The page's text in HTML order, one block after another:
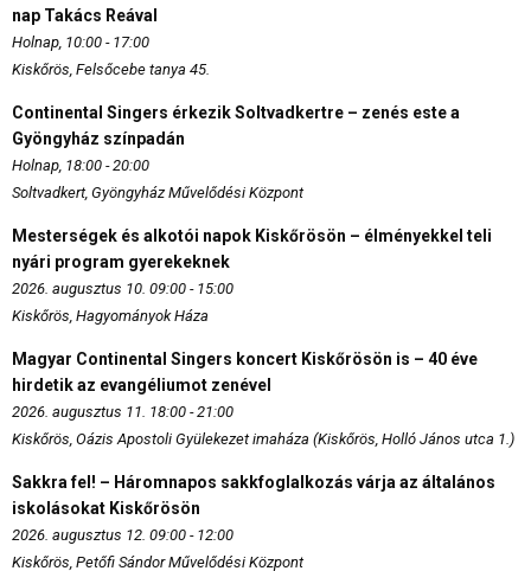
nap Takács Reával
Holnap, 10:00 - 17:00
Kiskőrös, Felsőcebe tanya 45.
Continental Singers érkezik Soltvadkertre – zenés este a
Gyöngyház színpadán
Holnap, 18:00 - 20:00
Soltvadkert, Gyöngyház Művelődési Központ
Mesterségek és alkotói napok Kiskőrösön – élményekkel teli
nyári program gyerekeknek
2026. augusztus 10. 09:00 - 15:00
Kiskőrös, Hagyományok Háza
Magyar Continental Singers koncert Kiskőrösön is – 40 éve
hirdetik az evangéliumot zenével
2026. augusztus 11. 18:00 - 21:00
Kiskőrös, Oázis Apostoli Gyülekezet imaháza (Kiskőrös, Holló János utca 1.)
Sakkra fel! – Háromnapos sakkfoglalkozás várja az általános
iskolásokat Kiskőrösön
2026. augusztus 12. 09:00 - 12:00
Kiskőrös, Petőfi Sándor Művelődési Központ